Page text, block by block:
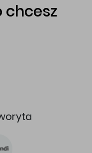
chcesz